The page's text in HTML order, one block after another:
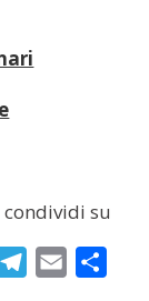
condividi su
Telegram
Email